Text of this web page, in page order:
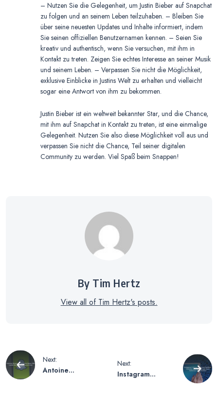
– Nutzen Sie die Gelegenheit, um Justin Bieber auf Snapchat
zu folgen und an seinem Leben teilzuhaben. – Bleiben Sie
über seine neuesten Updates und Inhalte informiert, indem
Sie seinen offiziellen Benutzernamen kennen. – Seien Sie
kreativ und authentisch, wenn Sie versuchen, mit ihm in
Kontakt zu treten. Zeigen Sie echtes Interesse an seiner Musik
und seinem Leben. – Verpassen Sie nicht die Möglichkeit,
exklusive Einblicke in Justins Welt zu erhalten und vielleicht
sogar eine Antwort von ihm zu bekommen.
Justin Bieber ist ein weltweit bekannter Star, und die Chance,
mit ihm auf Snapchat in Kontakt zu treten, ist eine einmalige
Gelegenheit. Nutzen Sie also diese Möglichkeit voll aus und
verpassen Sie nicht die Chance, Teil seiner digitalen
Community zu werden. Viel Spaß beim Snappen!
By Tim Hertz
View all of Tim Hertz's posts.
Beitragsnavigation
Next:
Antoine
Next:
Instagram